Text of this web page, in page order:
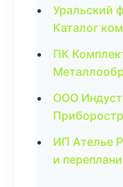
Уральский
Каталог
ПК
ООО
ИП Ателье
и